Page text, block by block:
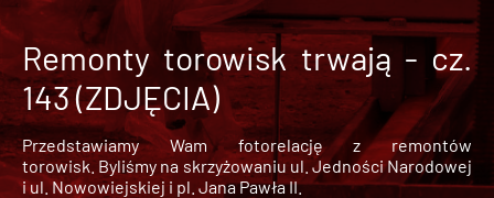
Remonty torowisk trwają - cz.
143 (ZDJĘCIA)
Przedstawiamy Wam fotorelację z remontów
torowisk. Byliśmy na skrzyżowaniu ul. Jedności Narodowej
i ul. Nowowiejskiej i pl. Jana Pawła II.